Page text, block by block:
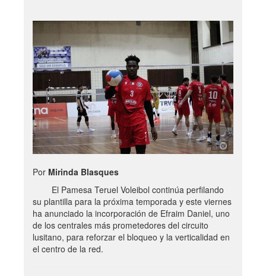
Por Mirinda Blasques
El Pamesa Teruel Voleibol continúa perfilando
su plantilla para la próxima temporada y este viernes
ha anunciado la incorporación de Efraim Daniel, uno
de los centrales más prometedores del circuito
lusitano, para reforzar el bloqueo y la verticalidad en
el centro de la red.